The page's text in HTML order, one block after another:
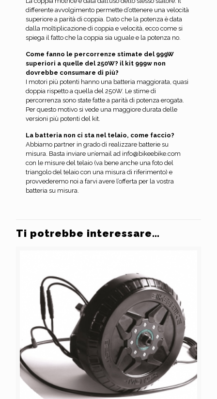
differente avvolgimento permette d’ottenere una velocità
superiore a parità di coppia. Dato che la potenza è data
dalla moltiplicazione di coppia e velocità, ecco come si
spiega il fatto che la coppia sia uguale e la potenza no.
Come fanno le percorrenze stimate del 999W
superiori a quelle del 250W? il kit 999w non
dovrebbe consumare di più?
I motori più potenti hanno una batteria maggiorata, quasi
doppia rispetto a quella del 250W. Le stime di
percorrenza sono state fatte a parità di potenza erogata.
Per questo motivo si vede una maggiore durata delle
versioni più potenti del kit.
La batteria non ci sta nel telaio, come faccio?
Abbiamo partner in grado di realizzare batterie su
misura. Basta inviare un’email ad info@bikeebike.com
con le misure del telaio (va bene anche una foto del
triangolo del telaio con una misura di riferimento) e
provvederemo noi a farvi avere l’offerta per la vostra
batteria su misura.
Ti potrebbe interessare…